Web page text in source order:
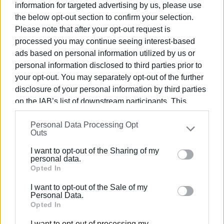
information for targeted advertising by us, please use
the below opt-out section to confirm your selection.
Please note that after your opt-out request is
processed you may continue seeing interest-based
ads based on personal information utilized by us or
personal information disclosed to third parties prior to
your opt-out. You may separately opt-out of the further
disclosure of your personal information by third parties
on the IAB’s list of downstream participants. This
information may also be disclosed by us to third parties
on theIAB’s List of Downstream Participants
that may
further disclose it to other third parties.
Please note that this website/app uses one or more
Google services and may gather and store information
behaviour. You may click to grant or deny consent to
Google and its third-party tags to use your data for
Personal Data Processing Opt
Outs
I want to opt-out of the Sharing of my
personal data.
Opted In
I want to opt-out of the Sale of my
Personal Data.
Opted In
- Φίλιππος Βλάχος: Γλωσσάρι.
Η εν λόγω έκδοση που έχει επετειακό χαρακτήρα –
καθώς το 2023 συμπληρώθηκε ένας αιώνας όχι μόνο
από τον θάνατο του Ντίνου Θεοτόκη αλλά και του
συνοδοιπόρου του, πρωτοπόρου χαράκτη Μάρκου
Ζαβιτζιάνου– οφείλεται, σε μεγάλο βαθμό, στη χορηγία
της κυρίας Ρωξάνης Μάνου, θυγατέρας της Ελένης Κ.
Ζαβιτσιάνου, μικρανεψιάς του χαράκτη.
Η Δ.Ε. εκφράζει τις θερμές ευχαριστίες της στην κυρία
Ρωξάνη Μάνου, καθώς και σε όλους όσοι συντέλεσαν
με οποιοδήποτε τρόπο, τόσο στην πραγματοποίηση
αυτής της έκδοσης, όσο και σε όλες τις άλλες
επετειακές εκδηλώσεις για τον Κωνσταντίνο Θεοτόκη.
Υπενθυμίζεται ότι την 01 Ιουλίου 1923, άφησε την
τελευταία του πνοή στην πόλη μας, ο κορυφαίος
Κερκυραίος λογοτέχνης Κωνσταντίνος Θεοτόκης, ο